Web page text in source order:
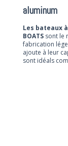
aluminum
Les bateaux
BOATSsont le
fabrication
ajoute à leur
sont idéals